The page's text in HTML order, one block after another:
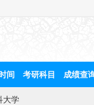
间 考研科目 成绩查
大学